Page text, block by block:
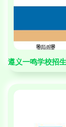
遵义一鸣学校招